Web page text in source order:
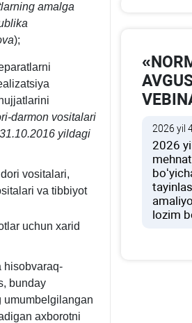
amalga
);
darmon vositalari
yildagi
vositalari,
va tibbiyot
uchun хarid
hisobvaraq-
bunday
umumbelgilangan
aхborotni
2026 yil
2026
lozim